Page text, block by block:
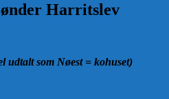
Harritslev
udtalt som Nøest = kohuset)